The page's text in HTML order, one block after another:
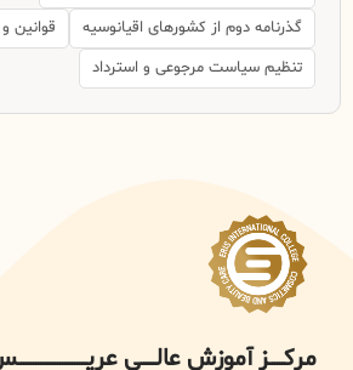
گذرنامه دوم از کشورهای اقیانوسیه
قوانین
تنظیم سیاست مرجوعی و استرداد
مرکــــــز آموزش عالــــــی